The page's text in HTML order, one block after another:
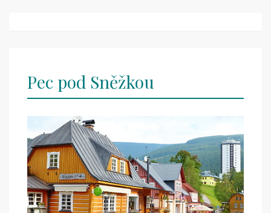
navigation
Pec pod Sněžkou